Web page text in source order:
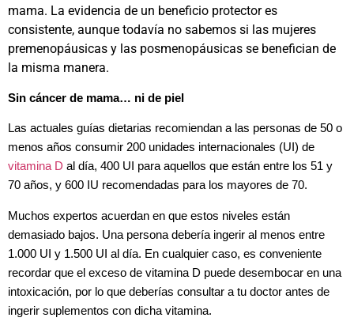
mama. La evidencia de un beneficio protector es
consistente, aunque todavía no sabemos si las mujeres
premenopáusicas y las posmenopáusicas se benefician de
la misma manera.
Sin cáncer de mama… ni de piel
Las actuales guías dietarias recomiendan a las personas de 50 o
menos años consumir 200 unidades internacionales (UI) de
vitamina D al día, 400 UI para aquellos que están entre los 51 y
70 años, y 600 IU recomendadas para los mayores de 70.
Muchos expertos acuerdan en que estos niveles están
demasiado bajos. Una persona debería ingerir al menos entre
1.000 UI y 1.500 UI al día. En cualquier caso, es conveniente
recordar que el exceso de vitamina D puede desembocar en una
intoxicación, por lo que deberías consultar a tu doctor antes de
ingerir suplementos con dicha vitamina.